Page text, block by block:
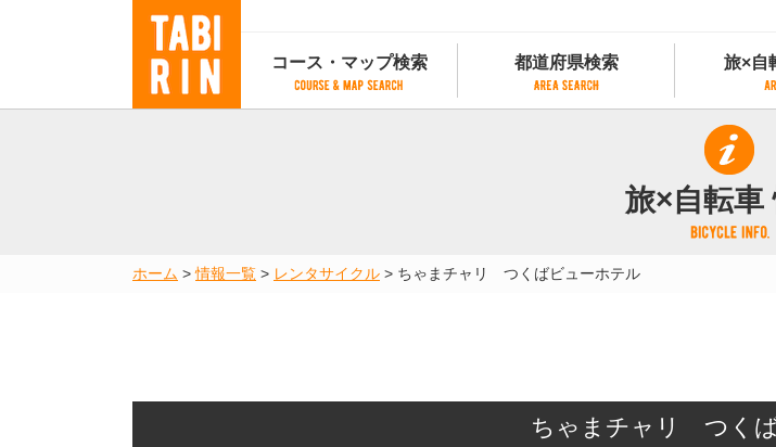
コース・マップ検索
地図から検索
都道府県検索
都道府県別サイクリング情報
都道府県アクセスランキング
旅×自
旅×自
記事一覧
カテゴリから
サイ
サイ
タンデ
旅×自転車
ホーム >情報一覧 > レンタサイクル > ちゃまチャリ つくばビューホテル
ちゃまチャリ つく